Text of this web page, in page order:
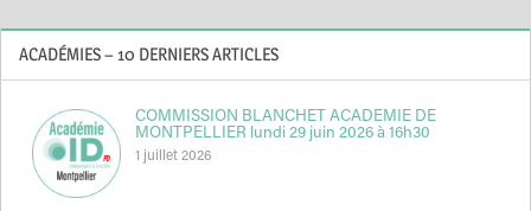
ACADÉMIES – 10 DERNIERS ARTICLES
COMMISSION BLANCHET ACADEMIE DE
MONTPELLIER lundi 29 juin 2026 à 16h30
1 juillet 2026